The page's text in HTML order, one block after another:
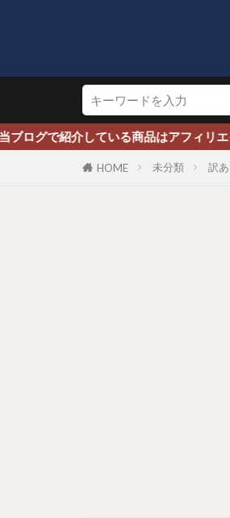
で紹介している商品はアフィリエイ
HOME 未分類 訳